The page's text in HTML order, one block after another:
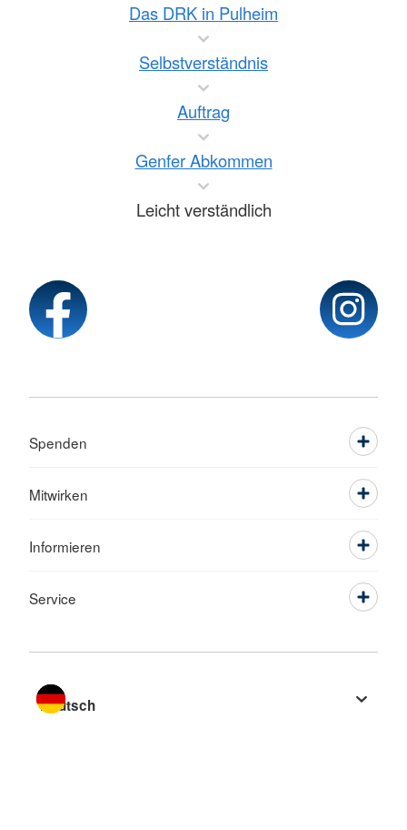
Das DRK in Pulheim
Selbstverständnis
Auftrag
Genfer Abkommen
Leicht verständlich
Spenden
Mitwirken
Informieren
Service
Sprache wechseln zu